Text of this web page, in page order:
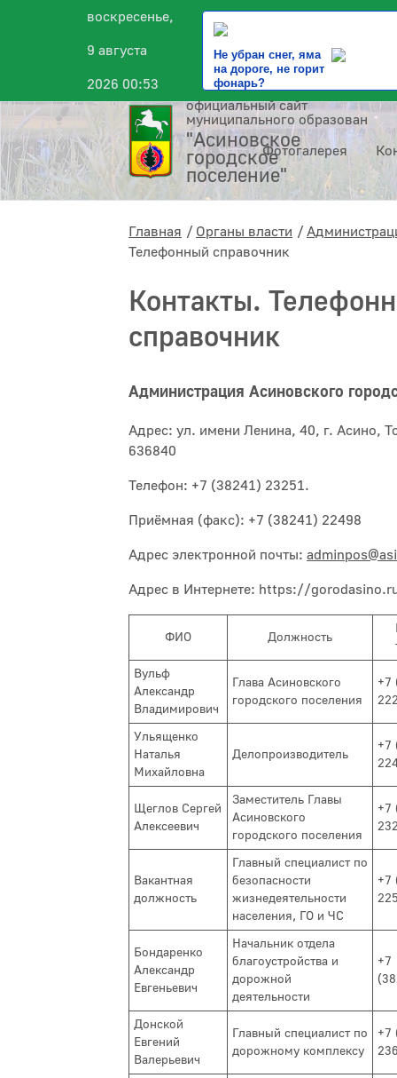
воскресенье,
9 августа
2026 00:53
Не убран снег, яма
на дороге, не горит
фонарь?
официальный сайт
муниципального образования
"Асиновское
городское
поселение"
Фотогалерея
Главная Органы власти
Телефонный справочник
Контакты.
справочник
Администрация Асиновского
Адрес: ул. имени Ленина, 40, г. Асино,
636840
Телефон: +7 (38241) 23251.
Приёмная (факс): +7 (38241) 22498
Адрес электронной почты:
Адрес в Интернете: https://
ФИО Должность
Вульф
Александр
Владимирович
Глава Асиновского
городского поселения
+7
Ульященко
Наталья
Михайловна
Делопроизводитель
+7
Щеглов Сергей
Алексеевич
Заместитель Главы
Асиновского
городского поселения
+7
Вакантная
должность
Главный специалист по
безопасности
жизнедеятельности
населения, ГО и ЧС
+7
Бондаренко
Александр
Евгеньевич
Начальник отдела
благоустройства и
дорожной
деятельности
+7
Донской
Евгений
Валерьевич
Главный специалист по
дорожному комплексу
+7